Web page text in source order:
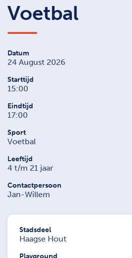
Voetbal
Datum
24 August 2026
Starttijd
15:00
Eindtijd
17:00
Sport
Voetbal
Leeftijd
4 t/m 21 jaar
Contactpersoon
Jan-Willem
Stadsdeel
Haagse Hout
Playground